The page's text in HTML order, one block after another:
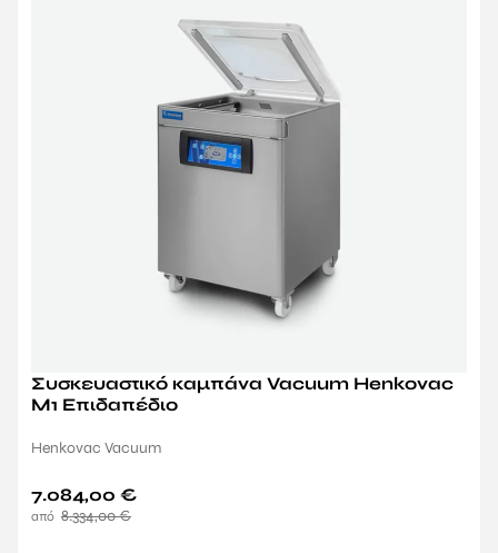
Συσκευαστικό καμπάνα Vacuum Henkovac
M1 Επιδαπέδιο
Henkovac Vacuum
8.334,00€
7.084,00 €